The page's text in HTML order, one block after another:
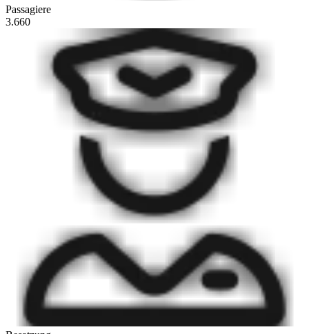
Passagiere
3.660